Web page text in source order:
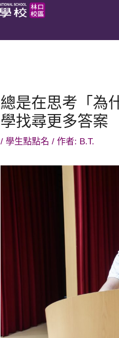
總是在思考「為
學找尋更多答案
/學生點點名 / 作者: B.T.